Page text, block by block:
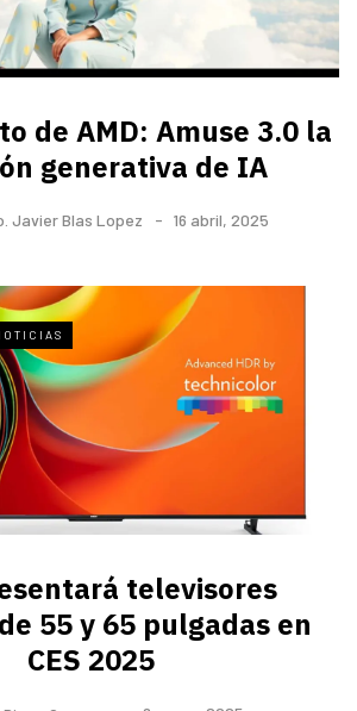
de AMD: Amuse 3.0 la
generativa de IA
Javier Blas Lopez 16 abril, 2025
televisores
55 y 65 pulgadas en
CES 2025